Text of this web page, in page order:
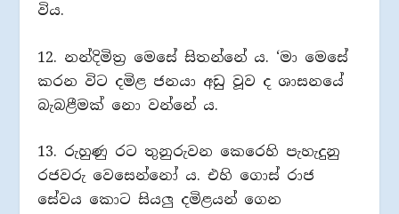
විය.
12. නන්දිමිත්‍ර මෙසේ සිතන්නේ ය. ‘මා මෙසේ
කරන විට දමිළ ජනයා අඩු වූව ද ශාසනයේ
බැබළීමක් නො වන්නේ ය.
13. රුහුණු රට තුනුරුවන කෙරෙහි පැහැදුනු
රජවරු වෙසෙන්නෝ ය. එහි ගොස් රාජ
සේවය කොට සියලු දමිළයන් ගෙන